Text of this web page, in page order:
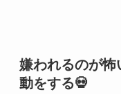
嫌われるのが怖
動をする💀